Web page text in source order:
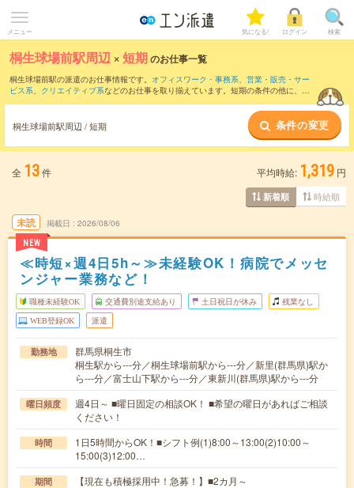
メニュー 気になる! ログイン 検索
桐生球場前駅周辺 ×短期のお仕事一覧
桐生球場前駅の派遣のお仕事情報です。 オフィスワーク・事務系、 営業・販売・サー
ビス系、 クリエイティブ系などのお仕事を取り揃えています。短期の条件の他に、 交
桐生球場前駅周辺 / 短期 条件の変更
全 13件 平均時給: 1,319 円
新着順 時給順
未読
NEW
掲載日 2026/08/06
≪時短×週4日5h～≫未経験OK！病院でメッセ
ンジャー業務など！
職種未経験OK 交通費別途支給あり 土日祝日が休み 残業なし
WEB登録OK 派遣
勤務地
群馬県桐生市
桐生駅から---分／桐生球場前駅から---分／新里(群馬県)駅か
ら---分／富士山下駅から---分／東新川(群馬県)駅から---分
曜日頻度
週4日～ ■曜日固定の相談OK！ ■希望の曜日があればご相談
ください！
時間
1日5時間からOK！■シフト例(1)8:00～13:00(2)10:00～
15:00(3)12:00…
期間 【現在も積極採用中！急募！】■2カ月～